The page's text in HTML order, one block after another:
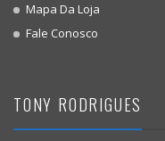
Mapa Da Loja
Fale Conosco
TONY RODRIGUES